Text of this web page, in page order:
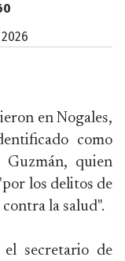
en Nogales,
como
Guzmán, quien
los delitos de
la salud".
el secretario de